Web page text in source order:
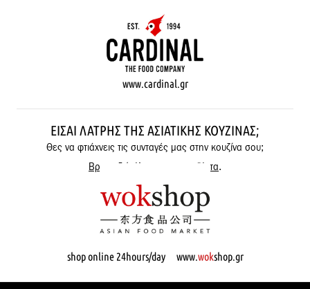
www.cardinal.gr
ΕΊΣΑΙ ΛΆΤΡΗΣ ΤΗΣ ΑΣΙΑΤΙΚΉΣ ΚΟΥΖΊΝΑΣ;
Θες να φτιάχνεις τις συνταγές μας στην κουζίνα σου;
Βρες εδώ όλα μας τα προϊόντα.
shop online 24hours/day www.wokshop.gr